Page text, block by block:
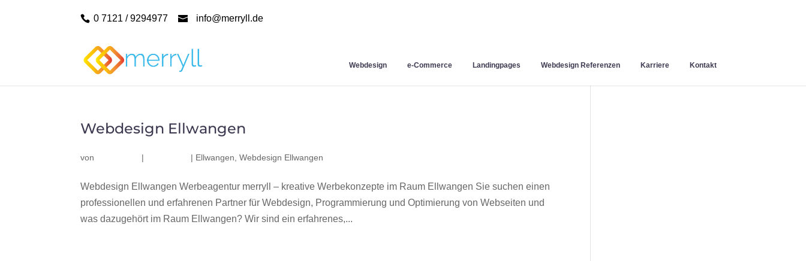
0 7121 / 9294977 info@merryll.de
Webdesign e-Commerce Landingpages Webdesign Referenzen Karriere Kontakt
Webdesign Ellwangen
von | | Ellwangen ,Webdesign Ellwangen
Webdesign Ellwangen Werbeagentur merryll – kreative Werbekonzepte im Raum Ellwangen Sie suchen einen
professionellen und erfahrenen Partner für Webdesign, Programmierung und Optimierung von Webseiten und
was dazugehört im Raum Ellwangen? Wir sind ein erfahrenes,...